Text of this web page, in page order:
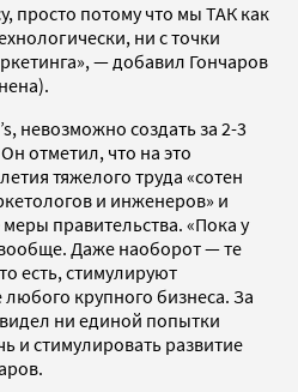
просто потому что мы ТАК как
ни с точки
— добавил Гончаров
невозможно создать за 2-3
отметил, что на это
тяжелого труда «сотен
и инженеров» и
правительства. «Пока у
вообще. Даже наоборот — те
есть, стимулируют
крупного бизнеса. За
видел ни единой попытки
и стимулировать развитие